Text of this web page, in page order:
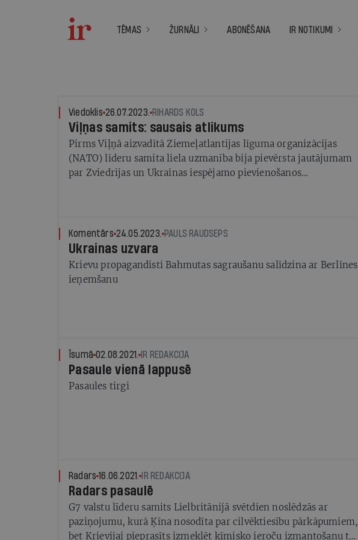
TĒMAS ŽURNĀLI ABONĒŠANA IR NOTIKUMI
Viedoklis 26.07.2023. RIHARDS KOLS
Viļņas samits: sausais atlikums
Pirms Viļņā aizvadītā Ziemeļatlantijas līguma organizācijas
(NATO) līderu samita liela uzmanība bija pievērsta jautājumam
par Zviedrijas un Ukrainas iespējamo pievienošanos
gan samita laikā tā tika apsolīta, turklāt ar atvieglotiem
iestāšanās nosacījumiem.
Komentārs 24.05.2023. PAULS RAUDSEPS
Ukrainas uzvara
Krievu propagandisti Bahmutas sagraušanu salīdzina ar Berlīnes
ieņemšanu
Īsumā 02.08.2021. IR REDAKCIJA
Pasaule vienā lappusē
Pasaules tirgi
Radars 16.06.2021. IR REDAKCIJA
Radars pasaulē
G7 valstu līderu samits Lielbritānijā svētdien noslēdzās ar
paziņojumu, kurā Ķīna nosodīta par cilvēktiesību pārkāpumiem,
bet Krievijai pieprasīts izmeklēt ķīmisko ieroču izmantošanu tās